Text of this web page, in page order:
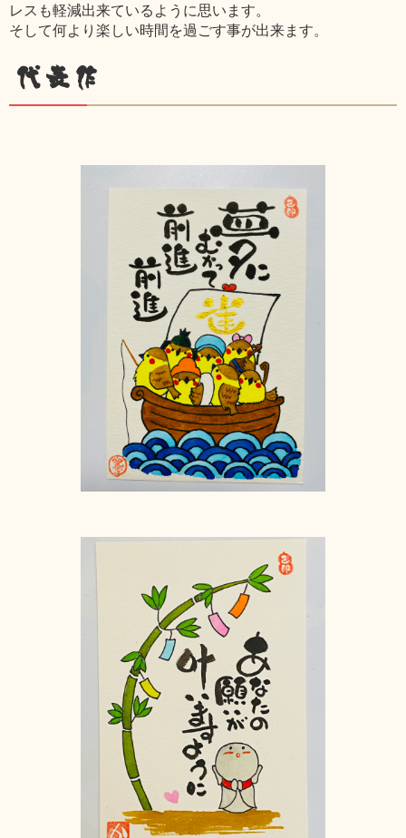
レスも軽減出来ているように思います。
そして何より楽しい時間を過ごす事が出来ます。
代表作